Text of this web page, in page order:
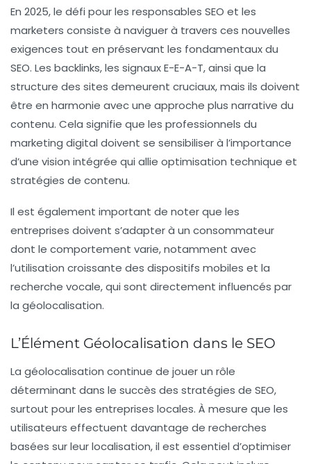
En 2025, le défi pour les responsables SEO et les
marketers consiste à naviguer à travers ces nouvelles
exigences tout en préservant les fondamentaux du
SEO. Les backlinks, les signaux E-E-A-T, ainsi que la
structure des sites demeurent cruciaux, mais ils doivent
être en harmonie avec une approche plus narrative du
contenu. Cela signifie que les professionnels du
marketing digital doivent se sensibiliser à l’importance
d’une vision intégrée qui allie optimisation technique et
stratégies de contenu.
Il est également important de noter que les
entreprises doivent s’adapter à un consommateur
dont le comportement varie, notamment avec
l’utilisation croissante des dispositifs mobiles et la
recherche vocale, qui sont directement influencés par
la géolocalisation.
L’Élément Géolocalisation dans le SEO
La géolocalisation continue de jouer un rôle
déterminant dans le succès des stratégies de SEO,
surtout pour les entreprises locales. À mesure que les
utilisateurs effectuent davantage de recherches
basées sur leur localisation, il est essentiel d’optimiser